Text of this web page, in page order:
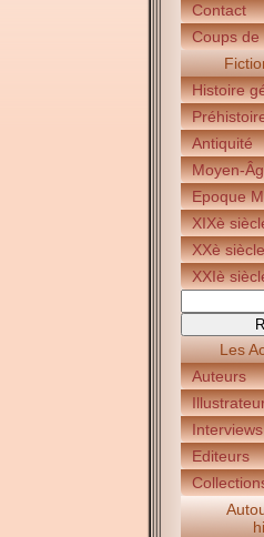
Contact
Coups de
Histoire
Antiquité
Moyen-
Epoque
XIXè
XXè siècle
XXIè
Les
Auteurs
Interviews
Editeurs